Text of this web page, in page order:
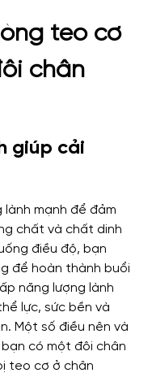
teo cơ
chân
giúp cải
mạnh để đảm
chất và chất dinh
điều độ, bạn
để hoàn thành buổi
năng lượng lành
lực, sức bền và
Một số điều nên và
có một đôi chân
teo cơ ở chân